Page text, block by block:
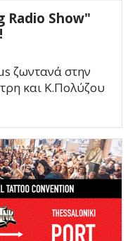
Radio Show"
ζωντανά στην
και Κ.Πολύζου